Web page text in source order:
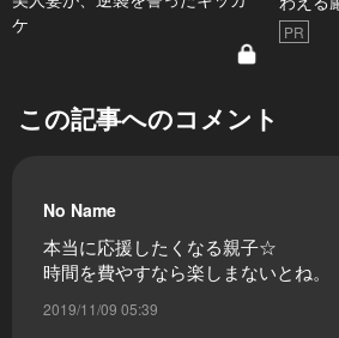
ケ
PR
この記事へのコメント
No Name
本当に応援したくなる親子☆
時間を費やすなら楽しまないとね。
2019/11/09 05:39